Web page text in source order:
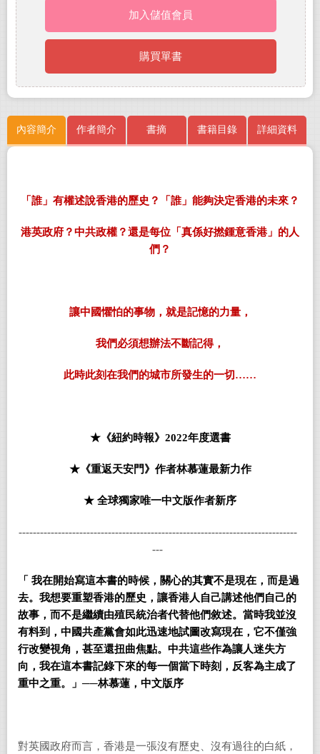
加入儲值會員
購買單書
內容簡介 作者簡介 書摘 書籍目錄 詳細資料
「誰」有權述說香港的歷史？「誰」能夠決定香港的未來？
港英政府？中共政權？還是每位「真係好撚鍾意香港」的人
們？
讓中國懼怕的事物，就是記憶的力量，
我們必須想辦法不斷記得，
此時此刻在我們的城市所發生的一切……
★《紐約時報》2022年度選書
★《重返天安門》作者林慕蓮最新力作
★ 全球獨家唯一中文版作者新序
------------------------------------------------------------------------------
---
「 我在開始寫這本書的時候，關心的其實不是現在，而是過
去。我想要重塑香港的歷史，讓香港人自己講述他們自己的
故事，而不是繼續由殖民統治者代替他們敘述。當時我並沒
有料到，中國共產黨會如此迅速地試圖改寫現在，它不僅強
行改變視角，甚至還扭曲焦點。中共這些作為讓人迷失方
向，我在這本書記錄下來的每一個當下時刻，反客為主成了
重中之重。」──林慕蓮，中文版序
對英國政府而言，香港是一張沒有歷史、沒有過往的白紙，